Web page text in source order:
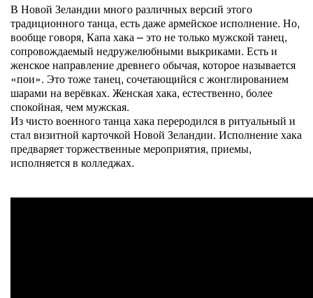
В Новой Зеландии много различных версий этого
традиционного танца, есть даже армейское исполнение. Но,
вообще говоря, Капа хака – это не только мужской танец,
сопровождаемый недружелюбными выкриками. Есть и
женское направление древнего обычая, которое называется
«пои». Это тоже танец, сочетающийся с жонглированием
шарами на верёвках. Женская хака, естественно, более
спокойная, чем мужская.
Из чисто военного танца хака переродился в ритуальный и
стал визитной карточкой Новой Зеландии. Исполнение хака
предваряет торжественные мероприятия, приемы,
исполняется в колледжах.